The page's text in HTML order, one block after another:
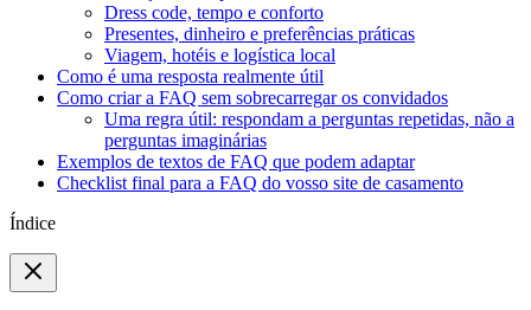
Dress code, tempo e conforto
Presentes, dinheiro e preferências práticas
Viagem, hotéis e logística local
Como é uma resposta realmente útil
Como criar a FAQ sem sobrecarregar os convidados
Uma regra útil: respondam a perguntas repetidas, não a
perguntas imaginárias
Exemplos de textos de FAQ que podem adaptar
Checklist final para a FAQ do vosso site de casamento
Índice